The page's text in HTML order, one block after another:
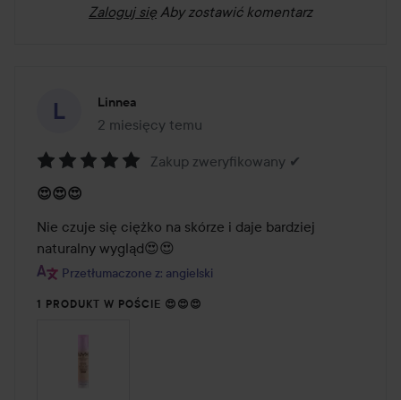
Zaloguj się Aby zostawić komentarz
Linnea
2 miesięcy temu
Post został utworzony 2 miesięcy temu
5
z
5
Zakup zweryfikowany ✔
😍😍😍
Nie czuje się ciężko na skórze i daje bardziej
naturalny wygląd😍😍
Przetłumaczone z: angielski
1 PRODUKT W POŚCIE 😍😍😍